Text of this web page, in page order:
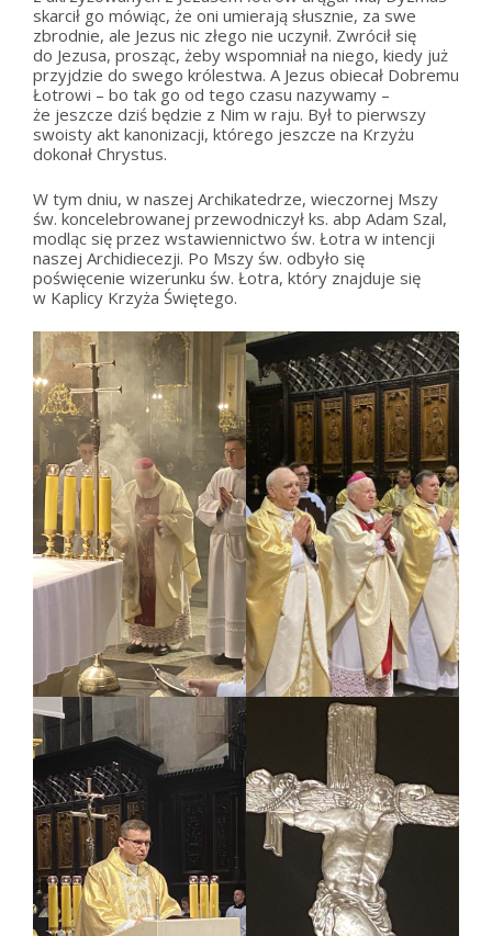
skarcił go mówiąc, że oni umierają słusznie, za swe
zbrodnie, ale Jezus nic złego nie uczynił. Zwrócił się
do Jezusa, prosząc, żeby wspomniał na niego, kiedy już
przyjdzie do swego królestwa. A Jezus obiecał Dobremu
Łotrowi – bo tak go od tego czasu nazywamy –
że jeszcze dziś będzie z Nim w raju. Był to pierwszy
swoisty akt kanonizacji, którego jeszcze na Krzyżu
dokonał Chrystus.
W tym dniu, w naszej Archikatedrze, wieczornej Mszy
św. koncelebrowanej przewodniczył ks. abp Adam Szal,
modląc się przez wstawiennictwo św. Łotra w intencji
naszej Archidiecezji. Po Mszy św. odbyło się
poświęcenie wizerunku św. Łotra, który znajduje się
w Kaplicy Krzyża Świętego.